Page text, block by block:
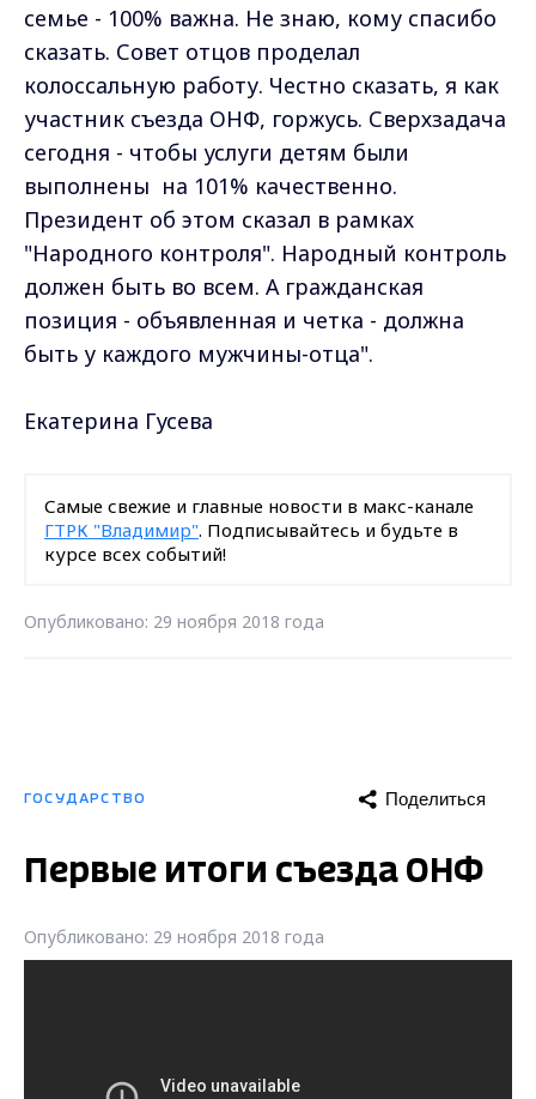
семье - 100% важна. Не знаю, кому спасибо
сказать. Совет отцов проделал
колоссальную работу. Честно сказать, я как
участник съезда ОНФ, горжусь. Сверхзадача
сегодня - чтобы услуги детям были
выполнены на 101% качественно.
Президент об этом сказал в рамках
"Народного контроля". Народный контроль
должен быть во всем. А гражданская
позиция - объявленная и четка - должна
быть у каждого мужчины-отца".
Екатерина Гусева
Самые свежие и главные новости в макс-канале
ГТРК "Владимир". Подписывайтесь и будьте в
курсе всех событий!
Опубликовано: 29 ноября 2018 года
ГОСУДАРСТВО Поделиться
Первые итоги съезда ОНФ
Опубликовано: 29 ноября 2018 года